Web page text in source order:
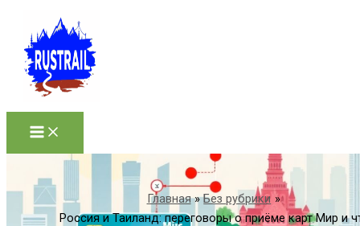
содержимому
Главная
Без рубрики
Россия и Таиланд: переговоры о приёме карт Мир и